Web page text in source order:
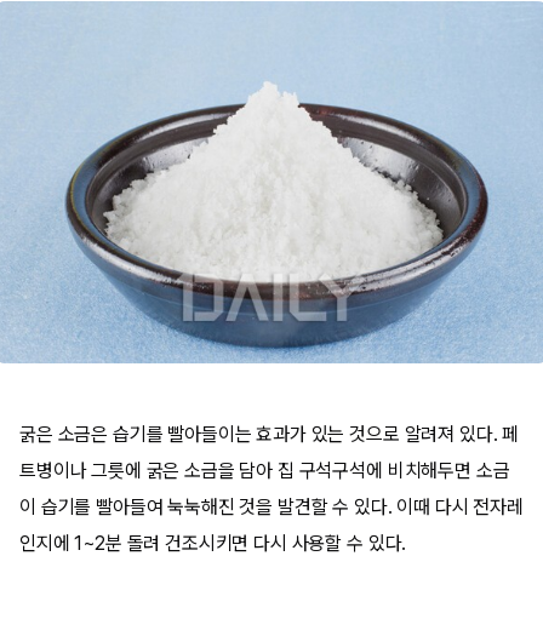
굵은 소금은 습기를 빨아들이는 효과가 있는 것으로 알려져 있다. 페
트병이나 그릇에 굵은 소금을 담아 집 구석구석에 비치해두면 소금
이 습기를 빨아들여 눅눅해진 것을 발견할 수 있다. 이때 다시 전자레
인지에 1~2분 돌려 건조시키면 다시 사용할 수 있다.